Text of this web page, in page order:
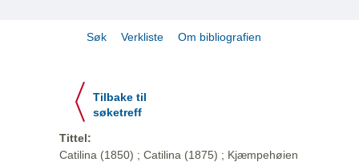
Søk Verkliste Om bibliografien
Tilbake til
søketreff
Tittel:
Catilina (1850) ; Catilina (1875) ; Kjæmpehøien